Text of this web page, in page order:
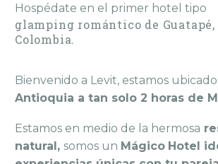
Hospédate en el primer hotel tipo
glamping romántico de
Colombia.
Bienvenido a Levit, estamos
Antioquia a tan solo 2 horas de
Estamos en medio de la hermosa
natural, somos un Mágico Hotel